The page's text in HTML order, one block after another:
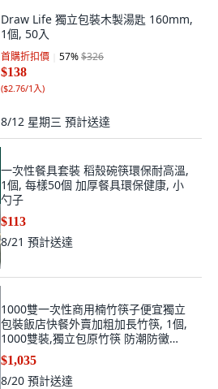
Draw Life 獨立包裝木製湯匙 160mm,
1個, 50入
首購折扣價 57%$326
$138
($2.76/1入)
8/12 星期三 預計送達
一次性餐具套裝 稻殼碗筷環保耐高溫,
1個, 每樣50個 加厚餐具環保健康, 小
勺子
$113
8/21 預計送達
1000雙一次性商用楠竹筷子便宜獨立
包裝飯店快餐外賣加粗加長竹筷, 1個,
1000雙裝,獨立包原竹筷 防潮防黴
24CM-1cm, N/A
$1,035
8/20 預計送達